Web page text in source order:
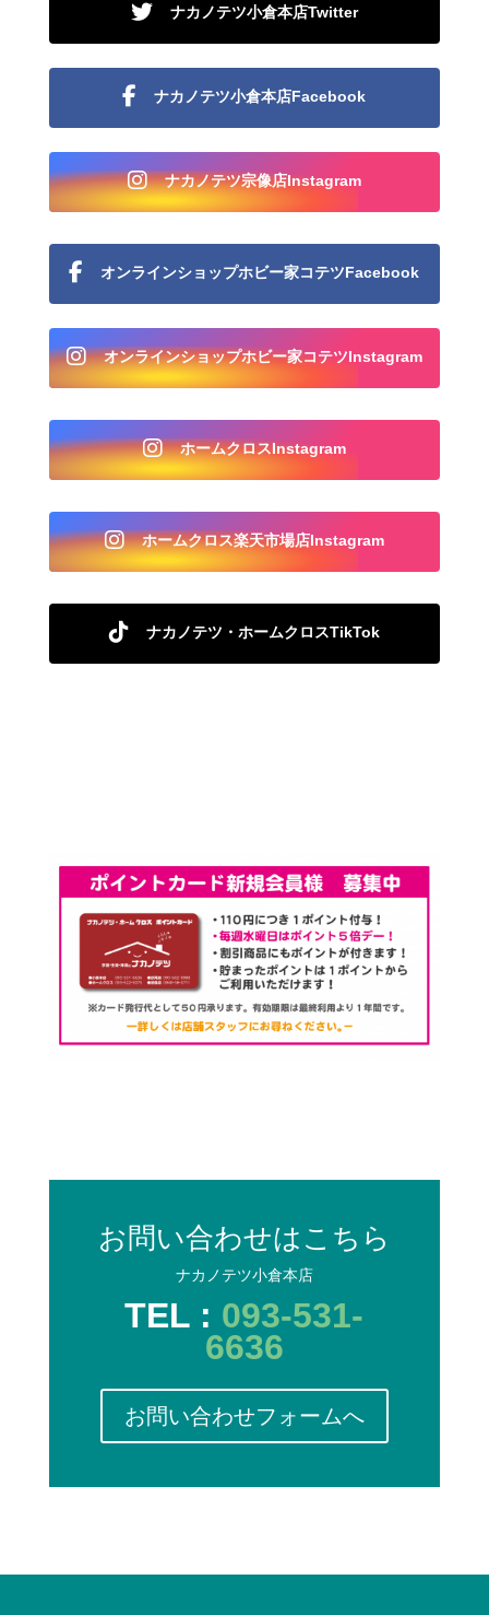
ナカノテツ小倉本店Twitter
ナカノテツ小倉本店Facebook
ナカノテツ宗像店Instagram
オンラインショップホビー家コテツFacebook
オンラインショップホビー家コテツInstagram
ホームクロスInstagram
ホームクロス楽天市場店Instagram
ナカノテツ・ホームクロスTikTok
お問い合わせはこちら
ナカノテツ小倉本店
TEL : 093-531-
6636
お問い合わせフォームへ